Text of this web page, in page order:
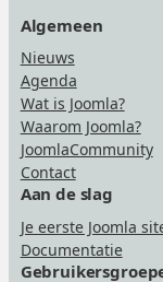
Algemeen
Nieuws
Agenda
Wat is Joomla?
Waarom Joomla?
JoomlaCommunity
Contact
Aan de slag
Je eerste Joomla
Documentatie